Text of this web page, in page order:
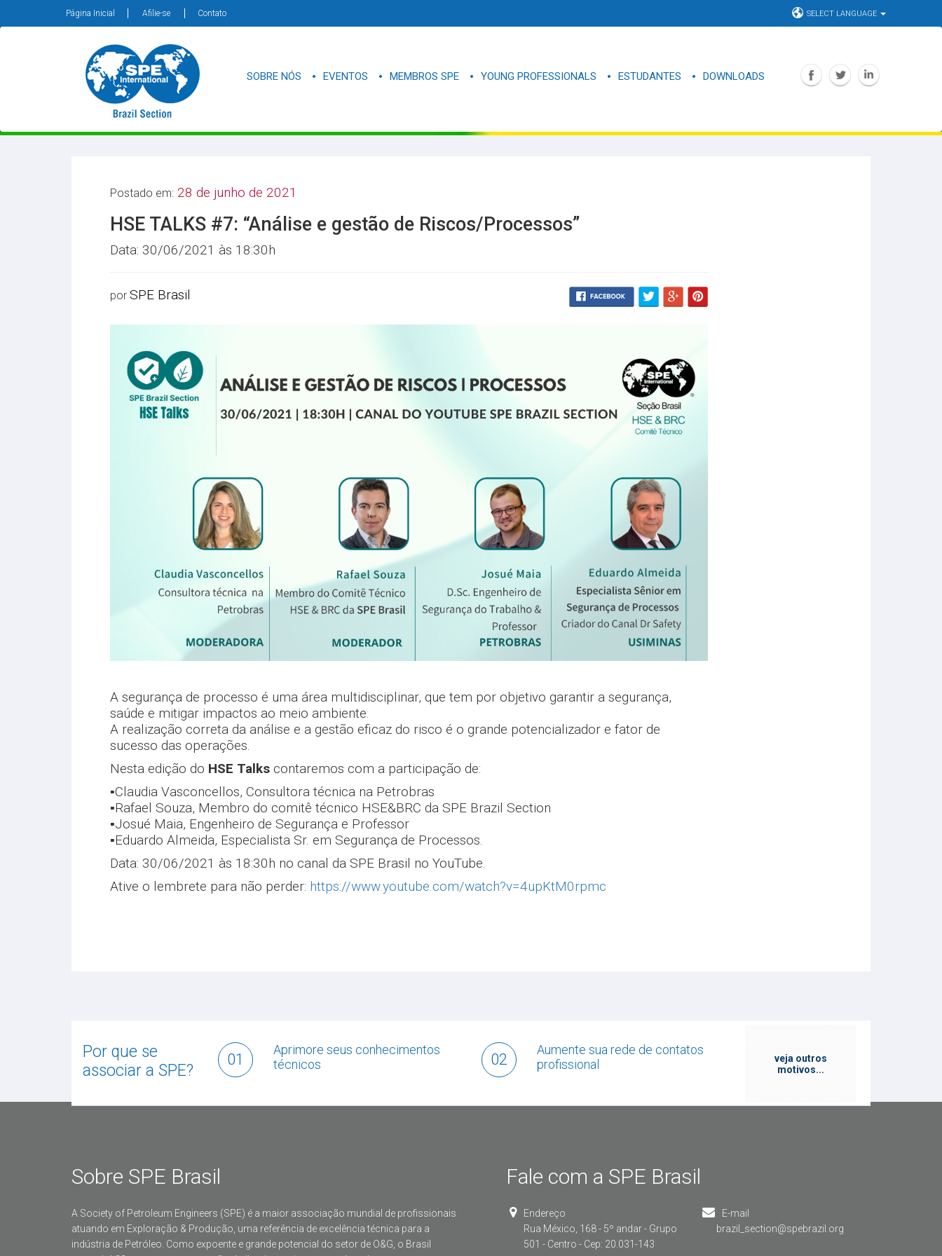
Página Inicial Afilie-se Contato SELECT LANGUAGE
SOBRE NÓS EVENTOS MEMBROS SPE YOUNG PROFESSIONALS ESTUDANTES DOWNLOADS
Postado em: 28 de junho de 2021
HSE TALKS #7: “Análise e gestão de Riscos/Processos”
Data: 30/06/2021 às 18:30h
por SPE Brasil
A segurança de processo é uma área multidisciplinar, que tem por objetivo garantir a segurança,
saúde e mitigar impactos ao meio ambiente.
A realização correta da análise e a gestão eficaz do risco é o grande potencializador e fator de
sucesso das operações.
Nesta edição do HSE Talks contaremos com a participação de:
▪️Claudia Vasconcellos, Consultora técnica na Petrobras
▪️Rafael Souza, Membro do comitê técnico HSE&BRC da SPE Brazil Section
▪️Josué Maia, Engenheiro de Segurança e Professor
▪️Eduardo Almeida, Especialista Sr. em Segurança de Processos.
Data: 30/06/2021 às 18:30h no canal da SPE Brasil no YouTube.
Ative o lembrete para não perder: https://www.youtube.com/watch?v=4upKtM0rpmc
Por que se
associar a SPE?
01
Aprimore seus conhecimentos
técnicos
02
Aumente sua rede de contatos
profissional
veja outros
motivos...
Sobre SPE Brasil
A Society of Petroleum Engineers (SPE) é a maior associação mundial de profissionais
atuando em Exploração & Produção, uma referência de excelência técnica para a
indústria de Petróleo. Como expoente e grande potencial do setor de O&G, o Brasil
Fale com a SPE Brasil
Endereço
Rua México, 168 - 5º andar - Grupo
501 - Centro - Cep: 20.031-143
E-mail
brazil_section@spebrazil.org